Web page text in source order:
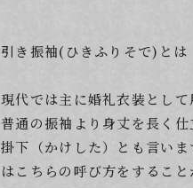
引き振袖(ひきふりそで)とは
現代では主に婚礼衣装として
普通の振袖より身丈を長く
掛下（かけした）とも言い
はこちらの呼び方をすること